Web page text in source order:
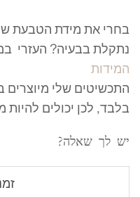
בחרי את מידת הטבעת
נתקלת בבעיה? העזרי
המידות
התכשיטים שלי מיוצרים
בלבד, לכן יכולים
יש לך שאלה?